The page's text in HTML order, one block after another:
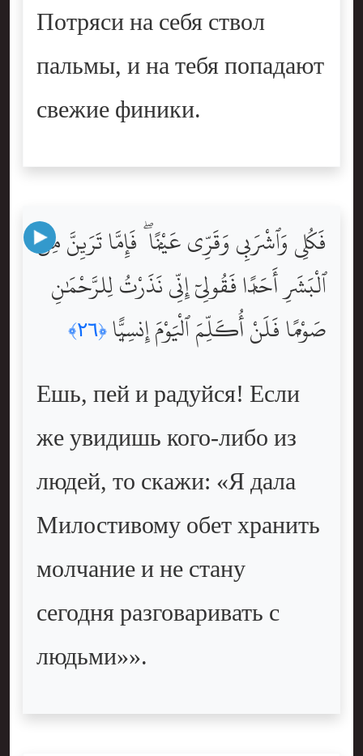
Потряси на себя ствол
пальмы, и на тебя попадают
свежие финики.
فَكُلِى وَٱشْرَبِى وَقَرِّى عَيْنًۭا ۖ فَإِمَّا تَرَيِنَّ مِنَ
ٱلْبَشَرِ أَحَدًۭا فَقُولِىٓ إِنِّى نَذَرْتُ لِلرَّحْمَٰنِ
صَوْمًۭا فَلَنْ أُكَلِّمَ ٱلْيَوْمَ إِنسِيًّۭا ﴿٢٦﴾
Ешь, пей и радуйся! Если
же увидишь кого-либо из
людей, то скажи: «Я дала
Милостивому обет хранить
молчание и не стану
сегодня разговаривать с
людьми»».